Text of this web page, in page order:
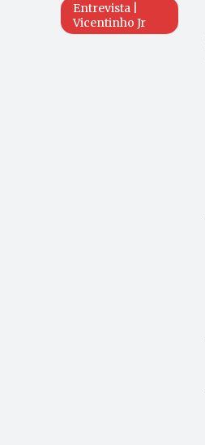
Entrevista |
Vicentinho Jr